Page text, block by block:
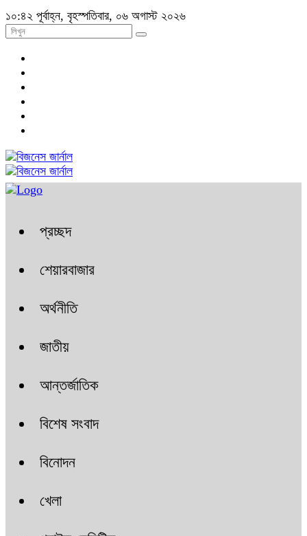
১০:৪২ পূর্বাহ্ন, বৃহস্পতিবার, ০৬ অগাস্ট ২০২৬
প্রচ্ছদ
শেয়ারবাজার
অর্থনীতি
জাতীয়
আন্তর্জাতিক
বিশেষ সংবাদ
বিনোদন
খেলা